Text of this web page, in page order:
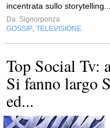
incentrata sullo storytelling...
Da Signorponza
GOSSIP TELEVISIONE
Top Social Tv:
Si fanno largo
ed...